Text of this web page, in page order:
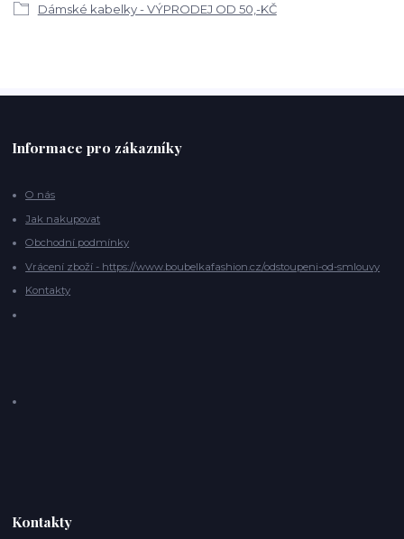
Dámské kabelky - VÝPRODEJ OD 50,-KČ
Informace pro zákazníky
O nás
Jak nakupovat
Obchodní podmínky
Vrácení zboží - https://www.boubelkafashion.cz/odstoupeni-od-smlouvy
Kontakty
Kontakty